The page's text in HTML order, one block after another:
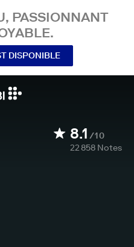
PASSIONNANT
DISPONIBLE
8.1 /10
22 858 Notes